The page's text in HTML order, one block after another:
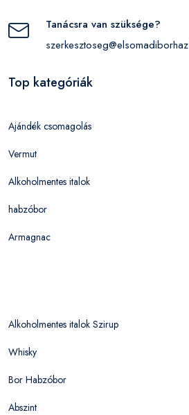
Tanácsra van szüksége?
Top kategóriák
Ajándék csomagolás
Vermut
Alkoholmentes italok
habzóbor
Armagnac
Alkoholmentes italok Szirup
Whisky
Bor Habzóbor
Abszint